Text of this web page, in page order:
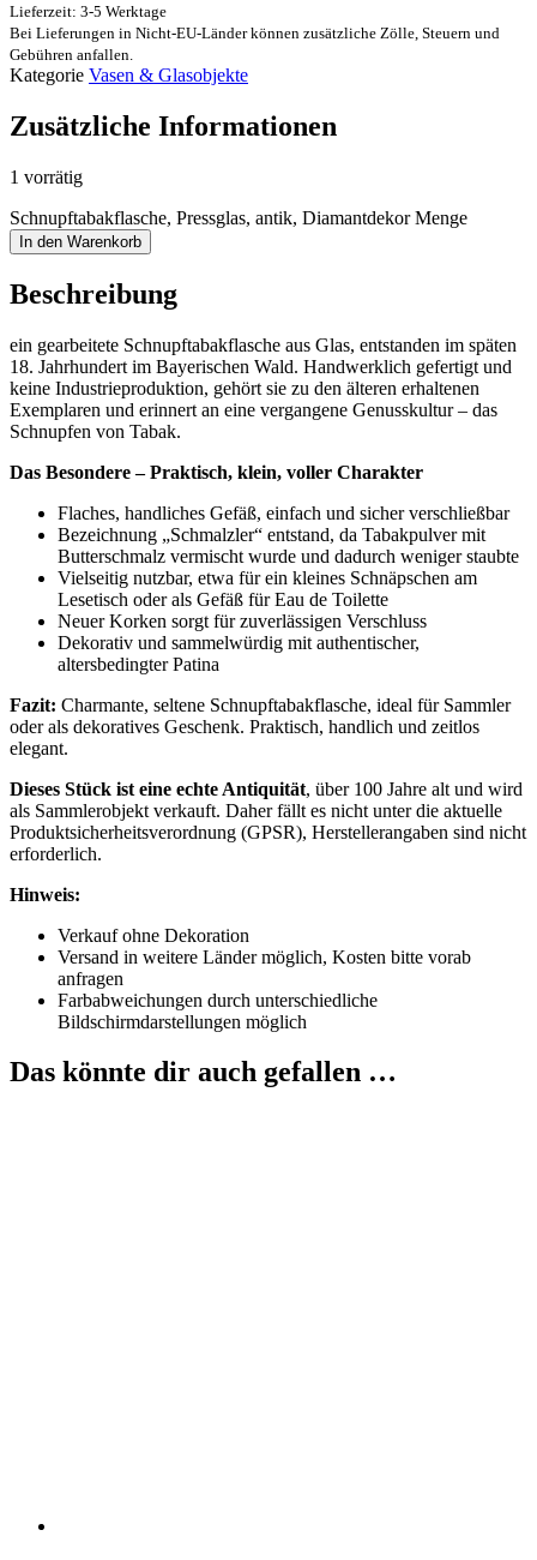
Lieferzeit: 3-5 Werktage
Bei Lieferungen in Nicht-EU-Länder können zusätzliche Zölle, Steuern und
Gebühren anfallen.
Kategorie Vasen & Glasobjekte
Zusätzliche Informationen
1 vorrätig
Schnupftabakflasche, Pressglas, antik, Diamantdekor Menge
In den Warenkorb
Beschreibung
ein gearbeitete Schnupftabakflasche aus Glas, entstanden im späten
18. Jahrhundert im Bayerischen Wald. Handwerklich gefertigt und
keine Industrieproduktion, gehört sie zu den älteren erhaltenen
Exemplaren und erinnert an eine vergangene Genusskultur – das
Schnupfen von Tabak.
Das Besondere – Praktisch, klein, voller Charakter
Flaches, handliches Gefäß, einfach und sicher verschließbar
Bezeichnung „Schmalzler“ entstand, da Tabakpulver mit
Butterschmalz vermischt wurde und dadurch weniger staubte
Vielseitig nutzbar, etwa für ein kleines Schnäpschen am
Lesetisch oder als Gefäß für Eau de Toilette
Neuer Korken sorgt für zuverlässigen Verschluss
Dekorativ und sammelwürdig mit authentischer,
altersbedingter Patina
Fazit: Charmante, seltene Schnupftabakflasche, ideal für Sammler
oder als dekoratives Geschenk. Praktisch, handlich und zeitlos
elegant.
Dieses Stück ist eine echte Antiquität, über 100 Jahre alt und wird
als Sammlerobjekt verkauft. Daher fällt es nicht unter die aktuelle
Produktsicherheitsverordnung (GPSR), Herstellerangaben sind nicht
erforderlich.
Hinweis:
Verkauf ohne Dekoration
Versand in weitere Länder möglich, Kosten bitte vorab
anfragen
Farbabweichungen durch unterschiedliche
Bildschirmdarstellungen möglich
Das könnte dir auch gefallen …